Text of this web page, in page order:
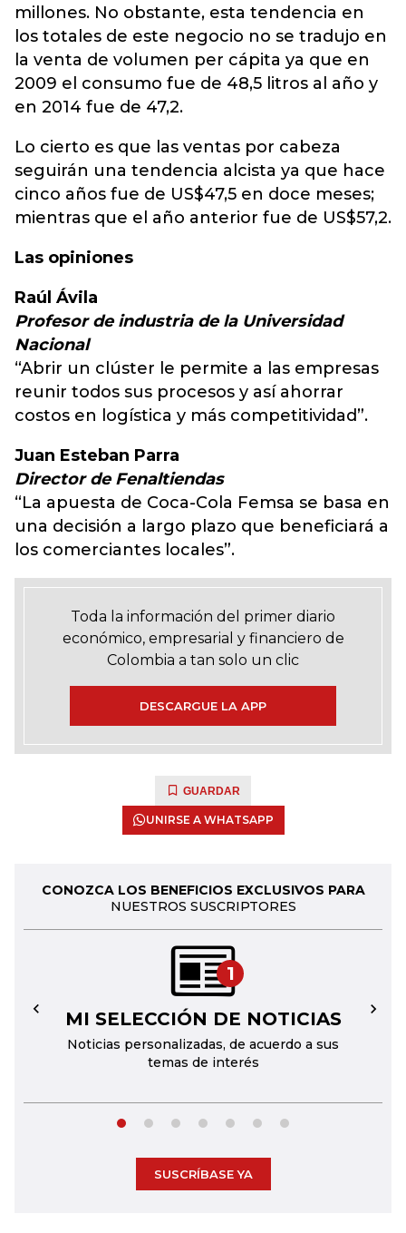
millones. No obstante, esta tendencia en
los totales de este negocio no se tradujo en
la venta de volumen per cápita ya que en
2009 el consumo fue de 48,5 litros al año y
en 2014 fue de 47,2.
Lo cierto es que las ventas por cabeza
seguirán una tendencia alcista ya que hace
cinco años fue de US$47,5 en doce meses;
mientras que el año anterior fue de US$57,2.
Las opiniones
Raúl Ávila
Profesor de industria de la Universidad
Nacional
“Abrir un clúster le permite a las empresas
reunir todos sus procesos y así ahorrar
costos en logística y más competitividad”.
Juan Esteban Parra
Director de Fenaltiendas
“La apuesta de Coca-Cola Femsa se basa en
una decisión a largo plazo que beneficiará a
los comerciantes locales”.
Toda la información del primer diario
económico, empresarial y financiero de
Colombia a tan solo un clic
DESCARGUE LA APP
GUARDAR
UNIRSE A WHATSAPP
CONOZCA LOS BENEFICIOS EXCLUSIVOS PARA
NUESTROS SUSCRIPTORES
1
MI SELECCIÓN DE NOTICIAS
Noticias personalizadas, de acuerdo a sus
temas de interés
← →
SUSCRÍBASE YA